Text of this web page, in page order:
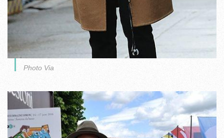
Photo Via